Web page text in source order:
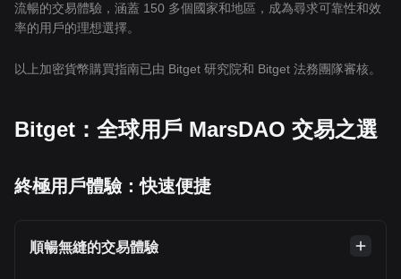
流暢的交易體驗，涵蓋 150 多個國家和地區，成為尋求可靠性和效
率的用戶的理想選擇。
以上加密貨幣購買指南已由 Bitget 研究院和 Bitget 法務團隊審核。
Bitget：全球用戶 MarsDAO 交易之選
終極用戶體驗：快速便捷
順暢無縫的交易體驗